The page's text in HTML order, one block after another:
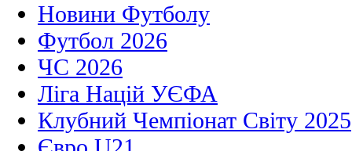
Новини Футболу
Футбол 2026
ЧС 2026
Ліга Націй УЄФА
Клубний Чемпіонат Світу 2025